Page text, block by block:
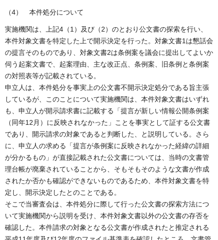
（4） 本件処分について
実施機関は、上記4（1）及び（2）のとおり公文書の探索を行い、
本件対象文書を特定した上で開示決定を行った。対象文書1は懇話会
の提言そのものであり、対象文書2は条例案を議会に提出してよいか
伺う起案文書で、起案理由、主な改正点、条例案、旧条例と条例案
の対照表等が記載されている。
申立人は、本件処分を事実上の公文書不開示決定処分である旨主張
しているが、このことについて実施機関は、本件対象文書はいずれ
も、申立人が開示請求書に記載する「提言が新しい情報公開条例案
（同年12月）に反映されなかった」ことを事実として証する公文書
であり、開示請求の対象であると判断した、と説明している。さら
に、申立人の求める「提言が条例案に反映されなかった経緯の詳細
が分かるもの」が直接記載された公文書については、当時の文書管
理台帳が廃棄されていることから、そもそもそのような文書が作成
されたか否かも確認ができないものであるため、本件対象文書を特
定し、開示決定したとのことである。
そこで当審査会は、本件処分に際して行った公文書の探索方法につ
いて実施機関から説明を受け、本件対象文書以外の公文書の存否を
確認した。本件請求の対象となる公文書が作成されたと推定される